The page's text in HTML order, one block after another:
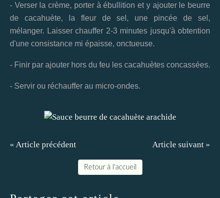
- Verser la crème, porter à ébullition et y ajouter le beurre
de cacahuète, la fleur de sel, une pincée de sel,
mélanger. Laisser chauffer 2-3 minutes jusqu'à obtention
d'une consistance mi épaisse, onctueuse.
- Finir par ajouter hors du feu les cacahuètes concassées.
- Servir ou réchauffer au micro-ondes.
« Article précédent Article suivant »
Retour à l'accueil